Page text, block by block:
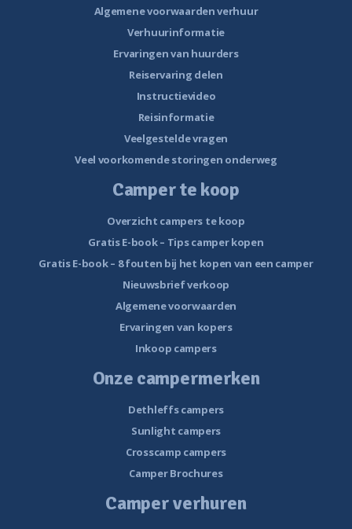
Algemene voorwaarden verhuur
Verhuurinformatie
Ervaringen van huurders
Reiservaring delen
Instructievideo
Reisinformatie
Veelgestelde vragen
Veel voorkomende storingen onderweg
Camper te koop
Overzicht campers te koop
Gratis E-book – Tips camper kopen
Gratis E-book – 8 fouten bij het kopen van een camper
Nieuwsbrief verkoop
Algemene voorwaarden
Ervaringen van kopers
Inkoop campers
Onze campermerken
Dethleffs campers
Sunlight campers
Crosscamp campers
Camper Brochures
Camper verhuren